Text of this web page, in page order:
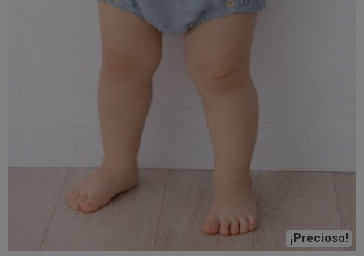
¡Precioso!